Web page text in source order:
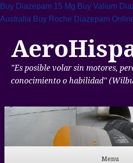
Buy Diazepam 15 Mg Buy Valium
Australia Buy Roche Diazepam
"Es posible volar sin motores,
conocimiento o habilidad"
Menu